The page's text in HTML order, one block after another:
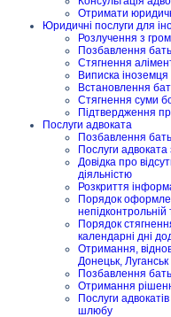
Отримати
Юридичні послуги для
Розлучення з
Позбавлення
Стягнення
Виписка іноземця
Встановлення
Стягнення суми
Підтвердження
Послуги адвоката
Позбавлення
Послуги
Довідка про
діяльністю
Розкриття
Порядок
непідконтрольній
Порядок
календарні дні
Отримання,
Донецьк, Луганськ
Позбавлення
Отримання
Послуги
шлюбу